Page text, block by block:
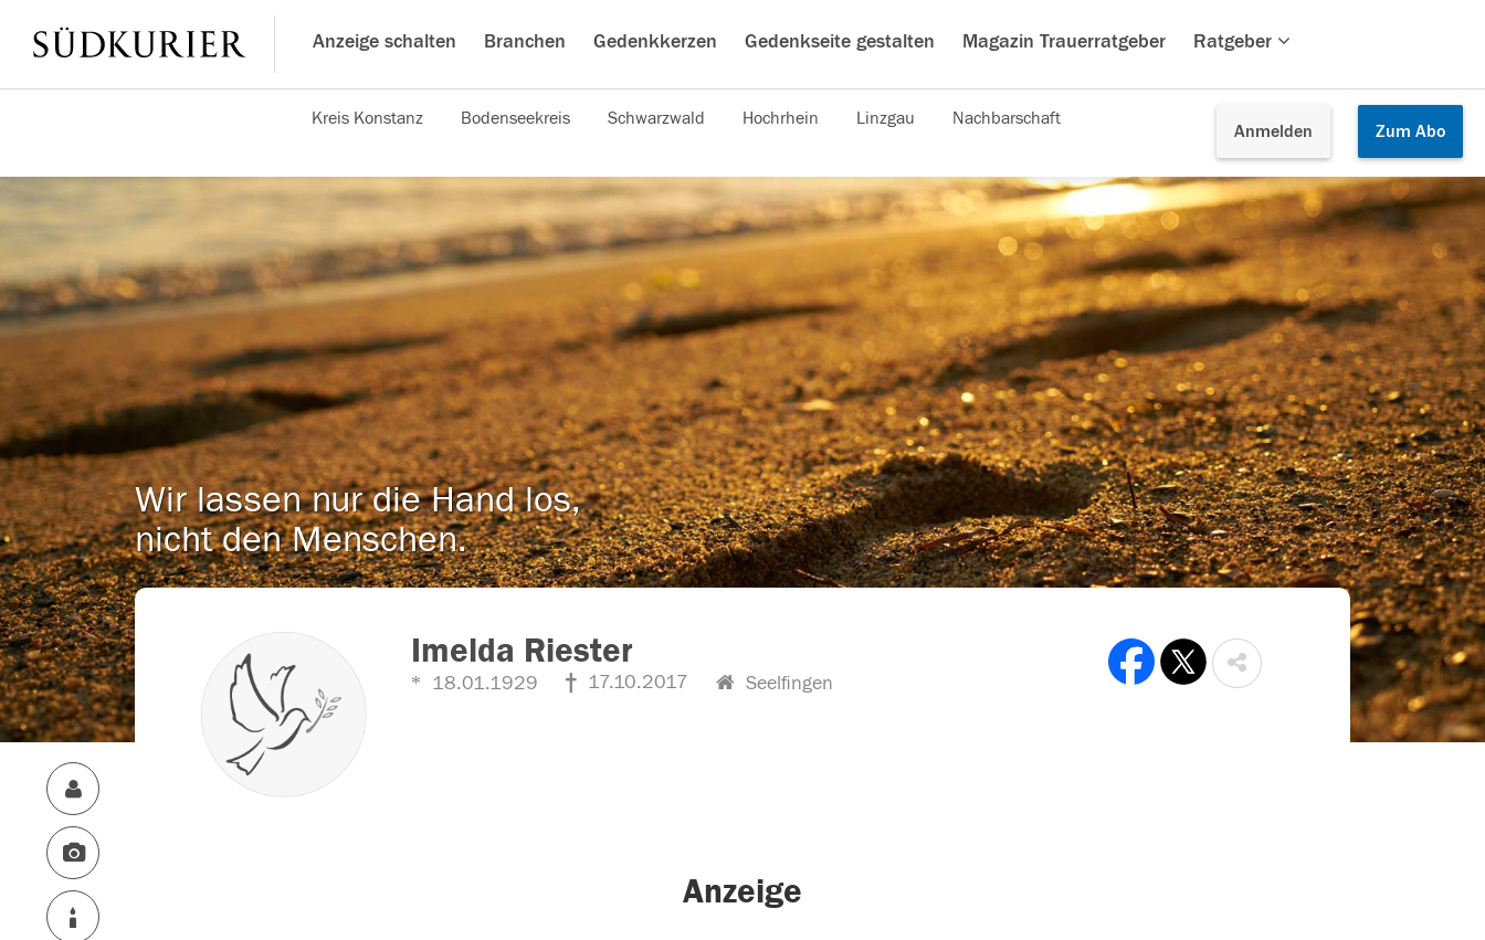
Anzeige schalten Branchen Gedenkkerzen Gedenkseite gestalten Magazin Trauerratgeber Ratgeber
Anmelden Zum Abo
Kreis Konstanz Bodenseekreis Schwarzwald Hochrhein Linzgau Nachbarschaft
Wir lassen nur die Hand los,
nicht den Menschen.
Imelda Riester
18.01.1929 17.10.2017 Seelfingen
Anzeige